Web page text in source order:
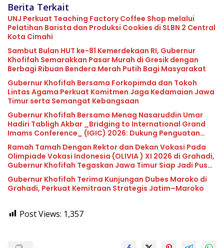
Berita Terkait
UNJ Perkuat Teaching Factory Coffee Shop melalui
Pelatihan Barista dan Produksi Cookies di SLBN 2 Central
Kota Cimahi
Sambut Bulan HUT ke-81 Kemerdekaan RI, Gubernur
Khofifah Semarakkan Pasar Murah di Gresik dengan
Berbagi Ribuan Bendera Merah Putih Bagi Masyarakat
Gubernur Khofifah Bersama Forkopimda dan Tokoh
Lintas Agama Perkuat Komitmen Jaga Kedamaian Jawa
Timur serta Semangat Kebangsaan
Gubernur Khofifah Bersama Menag Nasaruddin Umar
Hadiri Tabligh Akbar _Bridging to International Grand
Imams Conference_ (IGIC) 2026: Dukung Penguatan
Peran Masjid sebagai Pusat Peradaban, Diplomasi
Keagamaan dan Perdamaian Global
Ramah Tamah Dengan Rektor dan Dekan Vokasi Pada
Olimpiade Vokasi Indonesia (OLIVIA ) XI 2026 di Grahadi,
Gubernur Khofifah Tegaskan Jawa Timur Siap Jadi Pusat
Pengembangan Vokasi Nasional
Gubernur Khofifah Terima Kunjungan Dubes Maroko di
Grahadi, Perkuat Kemitraan Strategis Jatim–Maroko
Post Views: 1,357